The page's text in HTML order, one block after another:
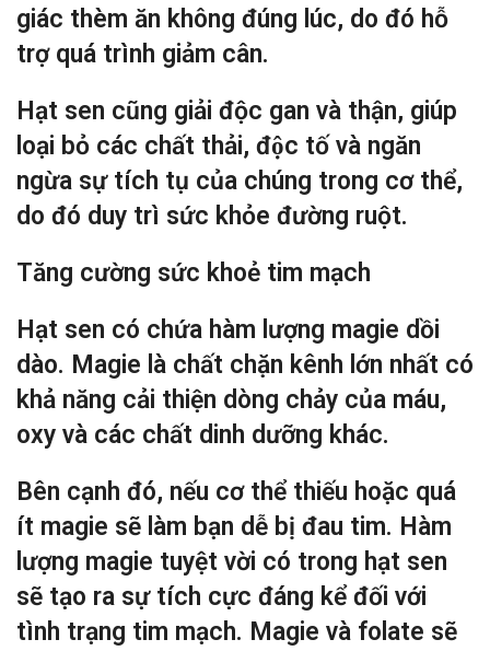
giác thèm ăn không đúng lúc, do đó hỗ
trợ quá trình giảm cân.
Hạt sen cũng giải độc gan và thận, giúp
loại bỏ các chất thải, độc tố và ngăn
ngừa sự tích tụ của chúng trong cơ thể,
do đó duy trì sức khỏe đường ruột.
Tăng cường sức khoẻ tim mạch
Hạt sen có chứa hàm lượng magie dồi
dào. Magie là chất chặn kênh lớn nhất có
khả năng cải thiện dòng chảy của máu,
oxy và các chất dinh dưỡng khác.
Bên cạnh đó, nếu cơ thể thiếu hoặc quá
ít magie sẽ làm bạn dễ bị đau tim. Hàm
lượng magie tuyệt vời có trong hạt sen
sẽ tạo ra sự tích cực đáng kể đối với
tình trạng tim mạch. Magie và folate sẽ